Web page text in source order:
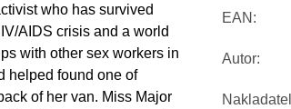
who has survived
AIDS crisis and a world
with other sex workers in
helped found one of
of her van. Miss Major
EAN :
Autor:
Nakladatel